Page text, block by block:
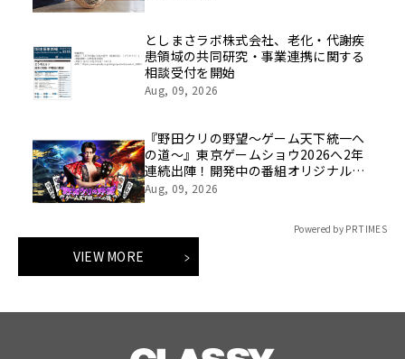
としまさラボ株式会社、老化・代謝疾
患領域の共同研究・事業連携に関する
相談受付を開始
Aug, 09, 2026
『野田クリの野望～ゲーム天下統一へ
の道～』東京ゲームショウ2026へ2年
連続出陣！開発中の番組オリジナルゲ
ームを世界最速体験！失敗したら即
Aug, 09, 2026
Powered by PR TIMES
VIEW MORE